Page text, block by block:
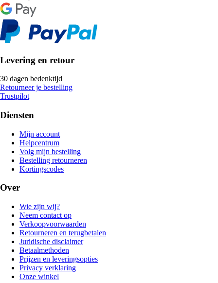
Levering en retour
30 dagen bedenktijd
Retourneer je bestelling
Trustpilot
Diensten
Mijn account
Helpcentrum
Volg mijn bestelling
Bestelling retourneren
Kortingscodes
Over
Wie zijn wij?
Neem contact op
Verkoopvoorwaarden
Retourneren en terugbetalen
Juridische disclaimer
Betaalmethoden
Prijzen en leveringsopties
Privacy verklaring
Onze winkel